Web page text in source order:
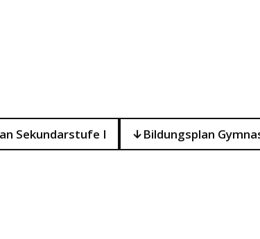
Sekundarstufe I Bildungsplan